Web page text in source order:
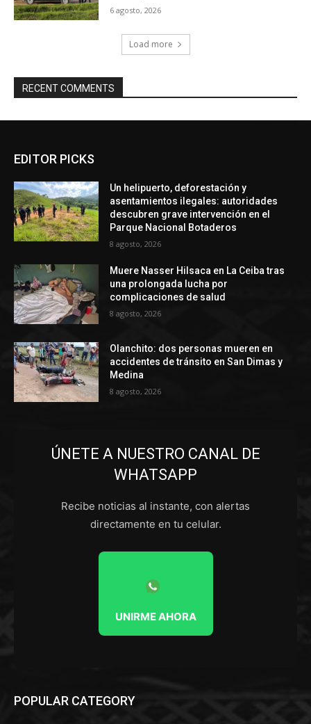
6 agosto, 2026
Load more
RECENT COMMENTS
EDITOR PICKS
Un helipuerto, deforestación y
asentamientos ilegales: autoridades
descubren grave intervención en el
Parque Nacional Botaderos
8 agosto, 2026
Muere Nasser Hilsaca en La Ceiba tras
una prolongada lucha por
complicaciones de salud
8 agosto, 2026
Olanchito: dos personas mueren en
accidentes de tránsito en San Dimas y
Medina
8 agosto, 2026
ÚNETE A NUESTRO CANAL DE
WHATSAPP
Recibe noticias al instante, con alertas
directamente en tu celular.
UNIRME AHORA
POPULAR CATEGORY